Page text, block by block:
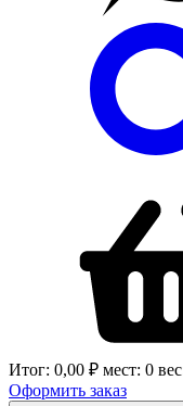
Итог: 0,00 ₽ мест: 0
Оформить заказ